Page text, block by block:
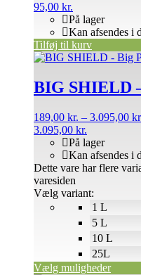
95,00 kr.
På lager
Kan afsendes i
Tilføj til kurv
BIG SHIELD
189,00 kr. – 3.095,00
3.095,00 kr.
På lager
Kan afsendes i
Vælg variant:
Vælg muligheder
Dette vare har flere
varesiden
1 L
5 L
10 L
25L